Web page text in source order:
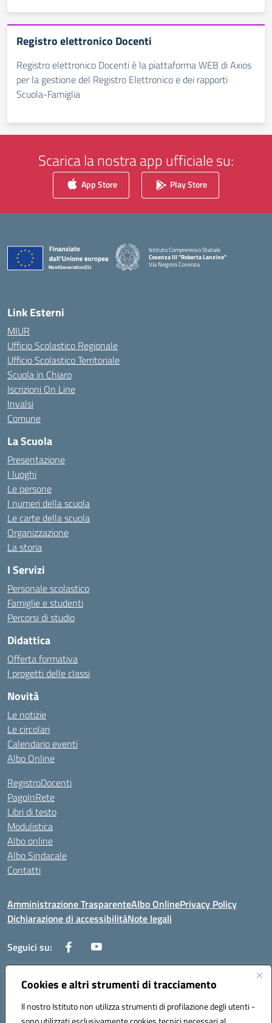
Cookies e altri strumenti di tracciamento
Il nostro Istituto non utilizza strumenti di profilazione degli utenti -
Registro elettronico Docenti
Registro elettronico Docenti è la piattaforma WEB di Axios
per la gestione del Registro Elettronico e dei rapporti
Scuola-Famiglia
Scarica la nostra app ufficiale su:
App Store Play Store
Istituto Comprensivo Statale
Cosenza III "Roberta Lanzino"
Via Negroni Cosenza
— Visita la pagina iniziale della scuola
Link Esterni
MIUR
Ufficio Scolastico Regionale
Ufficio Scolastico Territoriale
Scuola in Chiaro
Iscrizioni On Line
Invalsi
Comune
La Scuola
Presentazione
I luoghi
Le persone
I numeri della scuola
Le carte della scuola
Organizzazione
La storia
I Servizi
Personale scolastico
Famiglie e studenti
Percorsi di studio
Didattica
Offerta formativa
I progetti delle classi
Novità
Le notizie
Le circolari
Calendario eventi
Albo Online
RegistroDocenti
PagoInRete
Libri di testo
Modulistica
Albo online
Albo Sindacale
Contatti
Amministrazione TrasparenteAlbo OnlinePrivacy Policy
Dichiarazione di accessibilitàNote legali
Seguici su:
Via Negroni - 87100 Cosenza
Telefono e Fax: 098433104
Mail: csic898008@istruzione.it - PEC: csic898008@pec.istruzione.it